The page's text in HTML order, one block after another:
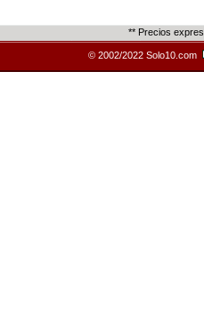
** Precios
© 2002/2022 Solo10.com